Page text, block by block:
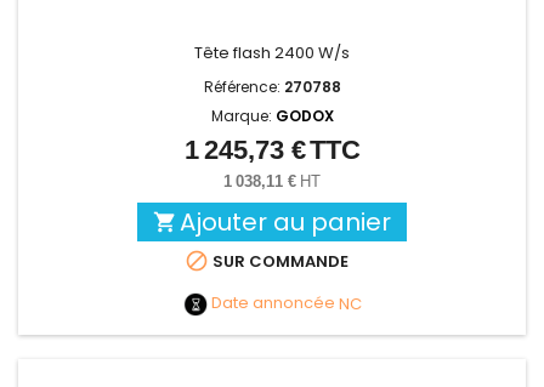
Tête flash 2400 W/s
Référence: 270788
Marque: GODOX
Prix
1 245,73 €TTC
1 038,11 € HT
 Ajouter au panier
 SUR COMMANDE
Date annoncée NC